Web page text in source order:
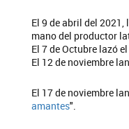
El 9 de abril del
mano del productor
El 7 de Octubre lazó
El 12 de noviembre
El 17 de noviembre
amantes".